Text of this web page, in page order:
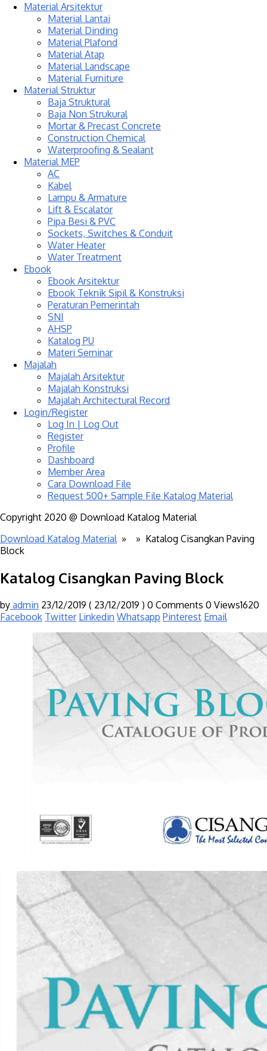
Material Arsitektur
Material Lantai
Material Dinding
Material Plafond
Material Atap
Material Landscape
Material Furniture
Material Struktur
Baja Struktural
Baja Non Strukural
Mortar & Precast Concrete
Construction Chemical
Waterproofing & Sealant
Material MEP
AC
Kabel
Lampu & Armature
Lift & Escalator
Pipa Besi & PVC
Sockets, Switches & Conduit
Water Heater
Water Treatment
Ebook
Ebook Arsitektur
Ebook Teknik Sipil & Konstruksi
Peraturan Pemerintah
SNI
AHSP
Katalog PU
Materi Seminar
Majalah
Majalah Arsitektur
Majalah Konstruksi
Majalah Architectural Record
Login/Register
Log In | Log Out
Register
Profile
Dashboard
Member Area
Cara Download File
Request 500+ Sample File Katalog Material
Copyright 2020 @ Download Katalog Material
Download Katalog Material» » Katalog Cisangkan Paving
Block
Katalog Cisangkan Paving Block
by admin 23/12/2019 ( 23/12/2019 ) 0 Comments 0 Views1620
Facebook Twitter Linkedin Whatsapp Pinterest Email